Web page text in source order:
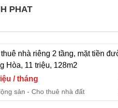
PHAT
nhà riêng 2 tầng, mặt tiền
Hòa, 11 triệu, 128m2
/ tháng
sản
Cho thuê nhà đất